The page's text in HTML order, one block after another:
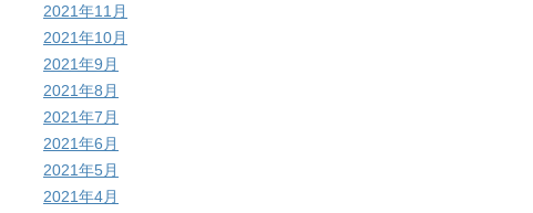
2021年11月
2021年10月
2021年9月
2021年8月
2021年7月
2021年6月
2021年5月
2021年4月